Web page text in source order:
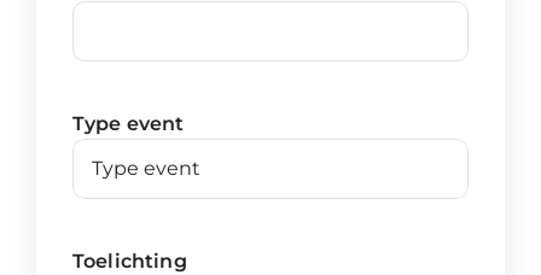
Type event
Toelichting